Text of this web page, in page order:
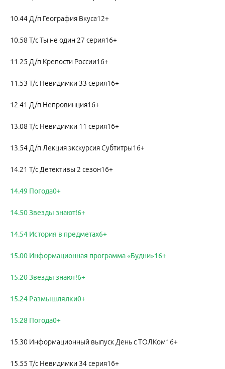
10.44 Д/п География Вкуса12+
10.58 Т/с Ты не один 27 серия16+
11.25 Д/п Крепости России16+
11.53 Т/с Невидимки 33 серия16+
12.41 Д/п Непровинция16+
13.08 Т/с Невидимки 11 серия16+
13.54 Д/п Лекция экскурсия Субтитры16+
14.21 Т/с Детективы 2 сезон16+
14.49 Погода0+
14.50 Звезды знают!6+
14.54 История в предметах6+
15.00 Информационная программа «Будни»16+
15.20 Звезды знают!6+
15.24 Размышлялки0+
15.28 Погода0+
15.30 Информационный выпуск День с ТОЛКом16+
15.55 Т/с Невидимки 34 серия16+